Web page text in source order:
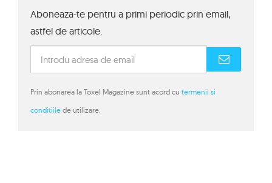
Aboneaza-te pentru a primi periodic prin email,
astfel de articole.
Prin abonarea la Toxel Magazine sunt acord cu termenii si
conditiile de utilizare.